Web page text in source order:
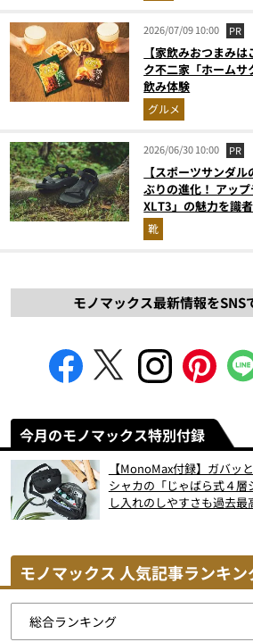
2026/07/09 10:00 PR
【家飲みおつまみ
ク不二家「ホーム
飲み体験
グルメ
2026/06/30 10:00 PR
【スポーツサンダ
ぶりの進化！ アッ
XLT3」の魅力を識
解説！
靴
モノマックス最新情報をSNS
今月のモノマックス特別付録
【MonoMax付録】ガバッ
シャカの「じゃばら式４
し入れのしやすさも過去最
モノマックス 人気記事ランキン